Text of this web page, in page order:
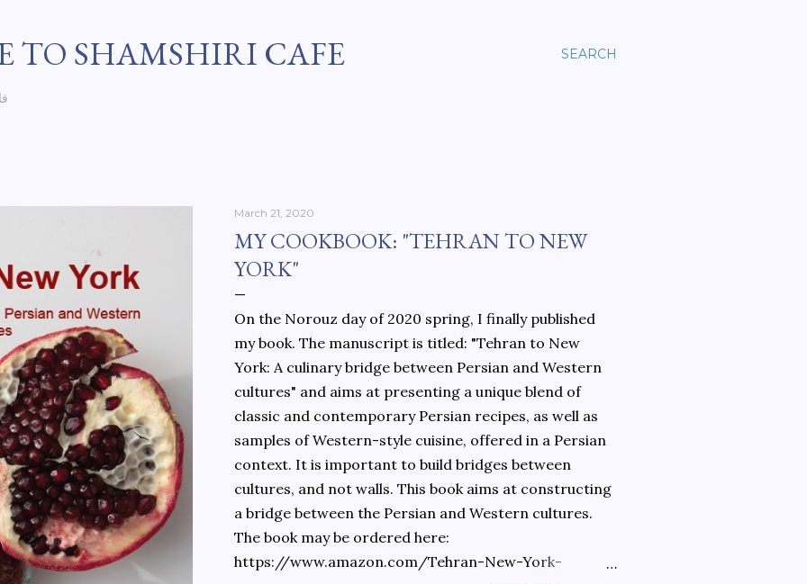
SEARCH
TO SHAMSHIRI CAFE
March 21, 2020
MY COOKBOOK: "TEHRAN TO NEW
YORK"
On the Norouz day of 2020 spring, I finally published
my book. The manuscript is titled: "Tehran to New
York: A culinary bridge between Persian and Western
cultures" and aims at presenting a unique blend of
classic and contemporary Persian recipes, as well as
samples of Western-style cuisine, offered in a Persian
context. It is important to build bridges between
cultures, and not walls. This book aims at constructing
a bridge between the Persian and Western cultures.
The book may be ordered here:
https://www.amazon.com/Tehran-New-York-